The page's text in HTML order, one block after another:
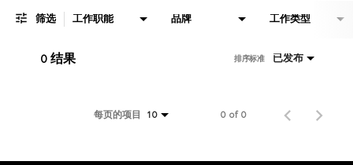
筛选 工作职能 品牌 工作类型
0 结果 已发布
排序标准
每页的项目 10 0 of 0